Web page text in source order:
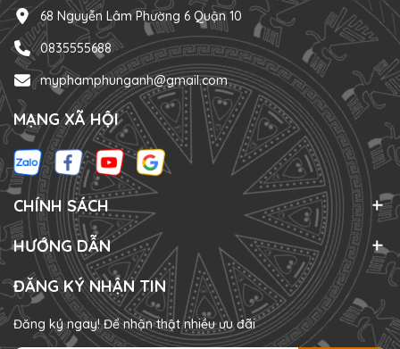
68 Nguyễn Lâm Phường 6 Quận 10
0835555688
myphamphunganh@gmail.com
MẠNG XÃ HỘI
CHÍNH SÁCH
HƯỚNG DẪN
ĐĂNG KÝ NHẬN TIN
Đăng ký ngay! Để nhận thật nhiều ưu đãi